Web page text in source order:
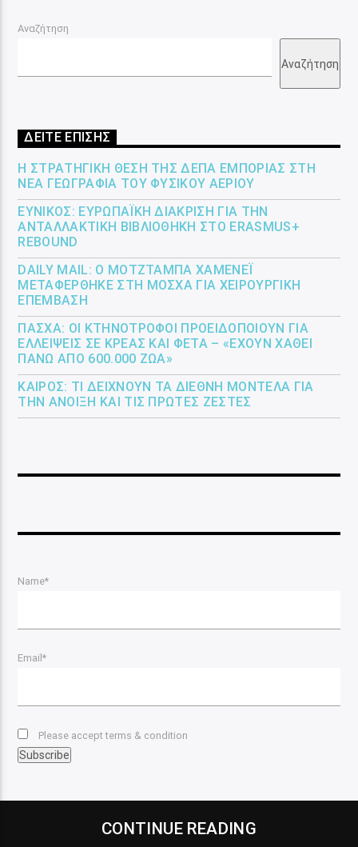
Αναζήτηση
Αναζήτηση
ΔΕΙΤΕ ΕΠΙΣΗΣ
Η ΣΤΡΑΤΗΓΙΚΉ ΘΈΣΗ ΤΗΣ ΔΕΠΑ ΕΜΠΟΡΊΑΣ ΣΤΗ
ΝΈΑ ΓΕΩΓΡΑΦΊΑ ΤΟΥ ΦΥΣΙΚΟΎ ΑΕΡΊΟΥ
ΕΎΝΙΚΟΣ: ΕΥΡΩΠΑΪΚΉ ΔΙΆΚΡΙΣΗ ΓΙΑ ΤΗΝ
ΑΝΤΑΛΛΑΚΤΙΚΉ ΒΙΒΛΙΟΘΉΚΗ ΣΤΟ ERASMUS+
REBOUND
DAILY MAIL: Ο ΜΟΤΖΤΆΜΠΑ ΧΑΜΕΝΕΪ́
ΜΕΤΑΦΈΡΘΗΚΕ ΣΤΗ ΜΌΣΧΑ ΓΙΑ ΧΕΙΡΟΥΡΓΙΚΉ
ΕΠΈΜΒΑΣΗ
ΠΆΣΧΑ: ΟΙ ΚΤΗΝΟΤΡΌΦΟΙ ΠΡΟΕΙΔΟΠΟΙΟΎΝ ΓΙΑ
ΕΛΛΕΊΨΕΙΣ ΣΕ ΚΡΈΑΣ ΚΑΙ ΦΈΤΑ – «ΈΧΟΥΝ ΧΑΘΕΊ
ΠΆΝΩ ΑΠΌ 600.000 ΖΏΑ»
ΚΑΙΡΌΣ: ΤΙ ΔΕΊΧΝΟΥΝ ΤΑ ΔΙΕΘΝΉ ΜΟΝΤΈΛΑ ΓΙΑ
ΤΗΝ ΆΝΟΙΞΗ ΚΑΙ ΤΙΣ ΠΡΏΤΕΣ ΖΈΣΤΕΣ
Name*
Email*
Please accept terms & condition
CONTINUE READING